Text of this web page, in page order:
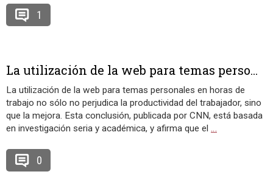
1
La utilización de la web para temas perso...
La utilización de la web para temas personales en horas de
trabajo no sólo no perjudica la productividad del trabajador, sino
que la mejora. Esta conclusión, publicada por CNN, está basada
en investigación seria y académica, y afirma que el …
0